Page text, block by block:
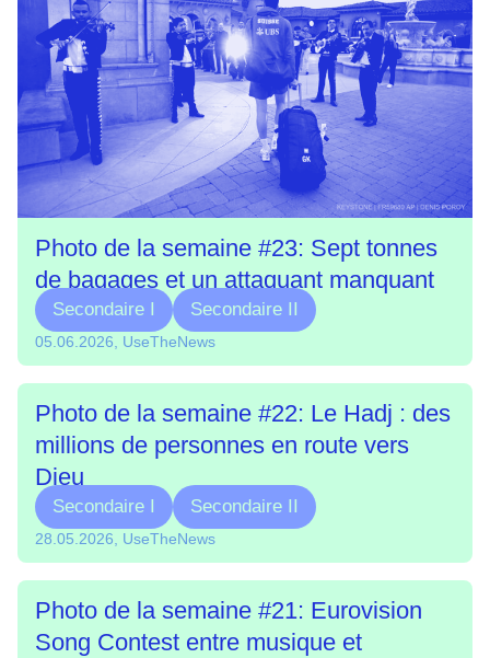
Photo de la semaine #23: Sept tonnes
de bagages et un attaquant manquant
Secondaire I Secondaire II
05.06.2026, UseTheNews
Photo de la semaine #22: Le Hadj : des
millions de personnes en route vers
Dieu
Secondaire I Secondaire II
28.05.2026, UseTheNews
Photo de la semaine #21: Eurovision
Song Contest entre musique et